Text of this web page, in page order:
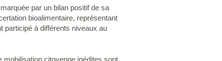
par un bilan positif de sa
bioalimentaire, représentant
participé à différents niveaux au
citoyenne inédites sont